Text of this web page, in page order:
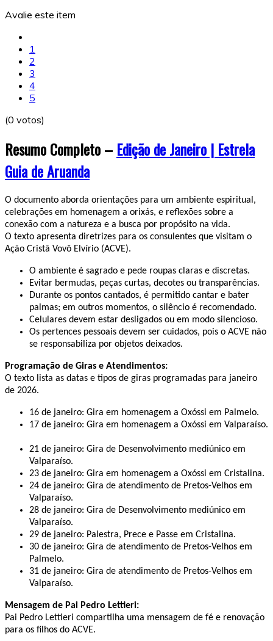
Avalie este item
1
2
3
4
5
(0 votos)
Resumo Completo – Edição de Janeiro | Estrela
Guia de Aruanda
O documento aborda orientações para um ambiente espiritual,
celebrações em homenagem a orixás, e reflexões sobre a
conexão com a natureza e a busca por propósito na vida.
O texto apresenta diretrizes para os consulentes que visitam o
Ação Cristã Vovô Elvírio (ACVE). ​
O ambiente é sagrado e pede roupas claras e discretas. ​
Evitar bermudas, peças curtas, decotes ou transparências. ​
Durante os pontos cantados, é permitido cantar e bater
palmas; em outros momentos, o silêncio é recomendado. ​
Celulares devem estar desligados ou em modo silencioso. ​
Os pertences pessoais devem ser cuidados, pois o ACVE não
se responsabiliza por objetos deixados. ​
Programação de Giras e Atendimentos:
O texto lista as datas e tipos de giras programadas para janeiro
de 2026. ​
16 de janeiro: Gira em homenagem a Oxóssi em Palmelo. ​
17 de janeiro: Gira em homenagem a Oxóssi em Valparaíso.
21 de janeiro: Gira de Desenvolvimento mediúnico em
Valparaíso. ​
23 de janeiro: Gira em homenagem a Oxóssi em Cristalina. ​
24 de janeiro: Gira de atendimento de Pretos-Velhos em
Valparaíso. ​
28 de janeiro: Gira de Desenvolvimento mediúnico em
Valparaíso. ​
29 de janeiro: Palestra, Prece e Passe em Cristalina. ​
30 de janeiro: Gira de atendimento de Pretos-Velhos em
Palmelo. ​
31 de janeiro: Gira de atendimento de Pretos-Velhos em
Valparaíso. ​
Mensagem de Pai Pedro Lettieri:
Pai Pedro Lettieri compartilha uma mensagem de fé e renovação
para os filhos do ACVE. ​